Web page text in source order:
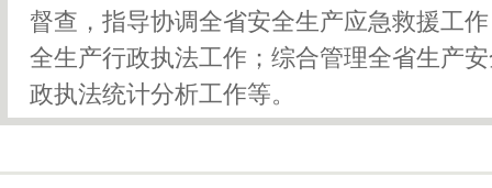
督查，指导协调全省安全生产应急救援工
全生产行政执法工作；综合管理全省生产
政执法统计分析工作等。